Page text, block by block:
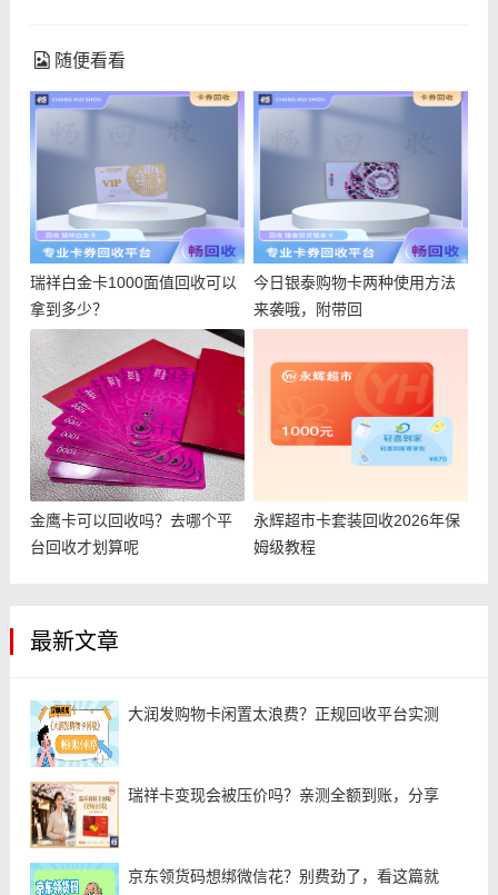
随便看看
瑞祥白金卡1000面值回收可以
拿到多少？
今日银泰购物卡两种使用方法
来袭哦，附带回
金鹰卡可以回收吗？去哪个平
台回收才划算呢
永辉超市卡套装回收2026年保
姆级教程
最新文章
大润发购物卡闲置太浪费？正规回收平台实测
瑞祥卡变现会被压价吗？亲测全额到账，分享
京东领货码想绑微信花？别费劲了，看这篇就